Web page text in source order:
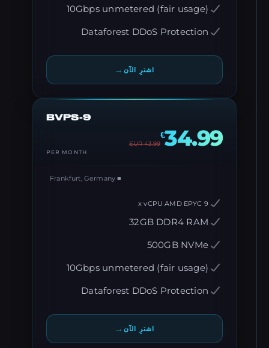
10Gbps unmetered (fair usage)
Dataforest DDoS Protection
اشترِ الآن→
BVPS-9
€34.99
43.99
EUR
PER MONTH
32GB DDR4 RAM
500GB NVMe
10Gbps unmetered (fair usage)
Dataforest DDoS Protection
اشترِ الآن→